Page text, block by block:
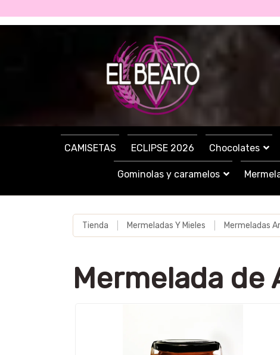
CAMISETAS ECLIPSE 2026 Chocolates
Gominolas y caramelos
Tienda Mermeladas Y Mieles Mermeladas
Mermelada de